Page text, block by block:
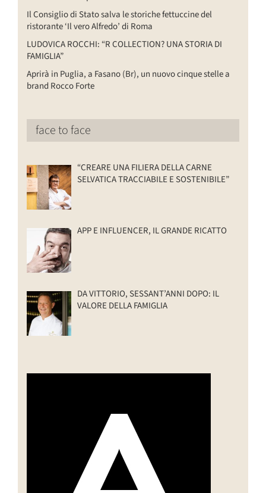
Il Consiglio di Stato salva le storiche fettuccine del
ristorante ‘Il vero Alfredo’ di Roma
LUDOVICA ROCCHI: “R COLLECTION? UNA STORIA DI
FAMIGLIA”
Aprirà in Puglia, a Fasano (Br), un nuovo cinque stelle a
brand Rocco Forte
face to face
“CREARE UNA FILIERA DELLA CARNE
SELVATICA TRACCIABILE E SOSTENIBILE”
APP E INFLUENCER, IL GRANDE RICATTO
DA VITTORIO, SESSANT’ANNI DOPO: IL
VALORE DELLA FAMIGLIA